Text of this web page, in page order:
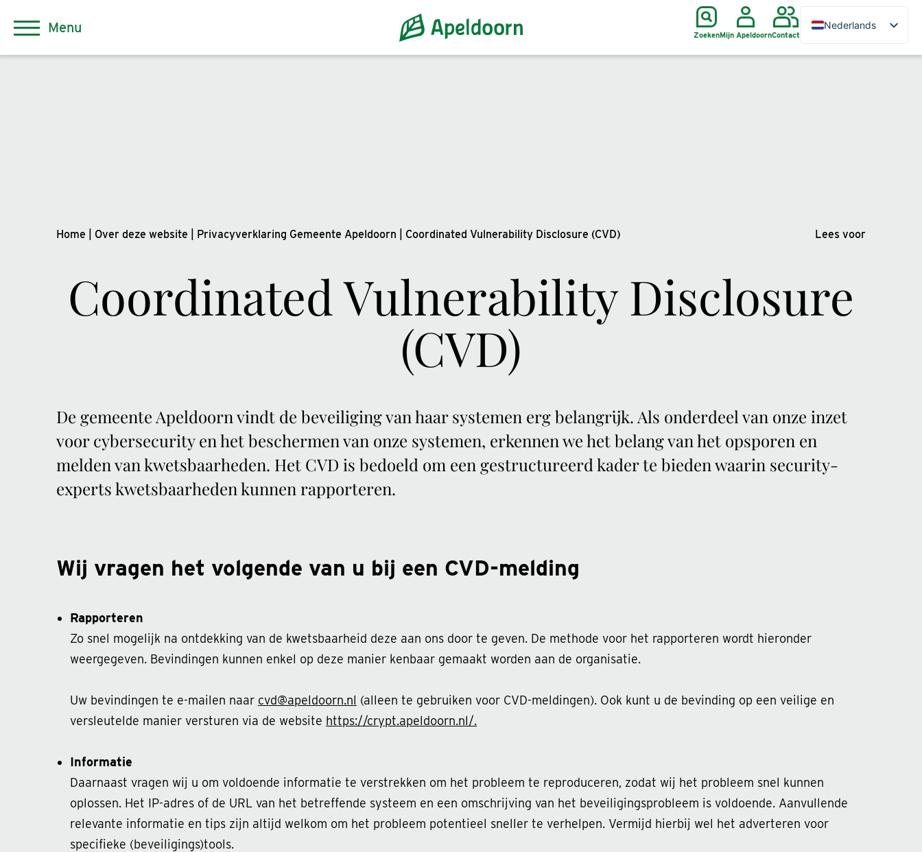
Menu ZoekenMijn ApeldoornContact
Nederlands
Home Over deze website Privacyverklaring Gemeente Apeldoorn Coordinated Vulnerability Disclosure (CVD) Lees voor
Coordinated Vulnerability Disclosure
(CVD)
De gemeente Apeldoorn vindt de beveiliging van haar systemen erg belangrijk. Als onderdeel van onze inzet
voor cybersecurity en het beschermen van onze systemen, erkennen we het belang van het opsporen en
melden van kwetsbaarheden. Het CVD is bedoeld om een gestructureerd kader te bieden waarin security-
experts kwetsbaarheden kunnen rapporteren.
Wij vragen het volgende van u bij een CVD-melding
Rapporteren
Zo snel mogelijk na ontdekking van de kwetsbaarheid deze aan ons door te geven. De methode voor het rapporteren wordt hieronder
weergegeven. Bevindingen kunnen enkel op deze manier kenbaar gemaakt worden aan de organisatie.
Uw bevindingen te e-mailen naar cvd@apeldoorn.nl (alleen te gebruiken voor CVD-meldingen). Ook kunt u de bevinding op een veilige en
versleutelde manier versturen via de website https://crypt.apeldoorn.nl/.
Informatie
Daarnaast vragen wij u om voldoende informatie te verstrekken om het probleem te reproduceren, zodat wij het probleem snel kunnen
oplossen. Het IP-adres of de URL van het betreffende systeem en een omschrijving van het beveiligingsprobleem is voldoende. Aanvullende
relevante informatie en tips zijn altijd welkom om het probleem potentieel sneller te verhelpen. Vermijd hierbij wel het adverteren voor
specifieke (beveiligings)tools.